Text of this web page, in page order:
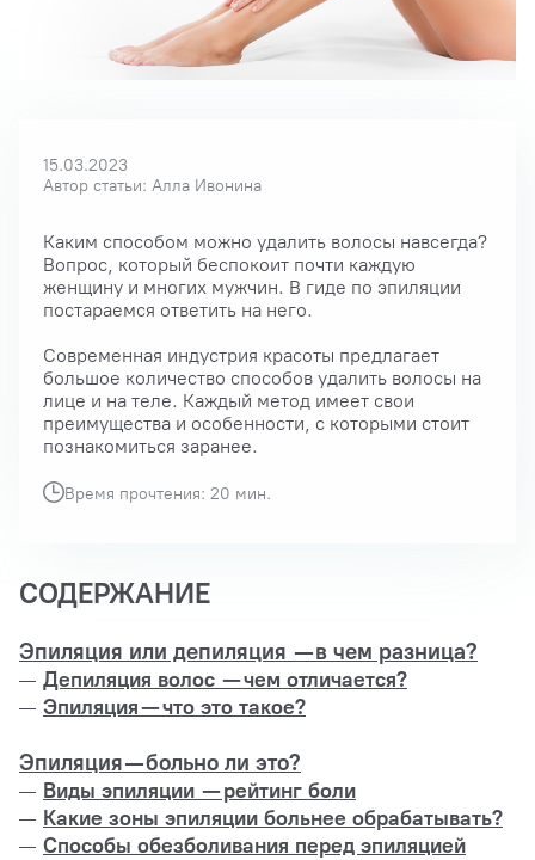
15.03.2023
Автор статьи: Алла Ивонина
Каким способом можно удалить волосы навсегда?
Вопрос, который беспокоит почти каждую
женщину и многих мужчин. В гиде по эпиляции
постараемся ответить на него.
Современная индустрия красоты предлагает
большое количество способов удалить волосы на
лице и на теле. Каждый метод имеет свои
преимущества и особенности, с которыми стоит
познакомиться заранее.
Время прочтения: 20 мин.
СОДЕРЖАНИЕ
Эпиляция или депиляция — в чем разница?
Депиляция волос — чем отличается?
Эпиляция — что это такое?
Эпиляция — больно ли это?
Виды эпиляции — рейтинг боли
Какие зоны эпиляции больнее обрабатывать?
Способы обезболивания перед эпиляцией